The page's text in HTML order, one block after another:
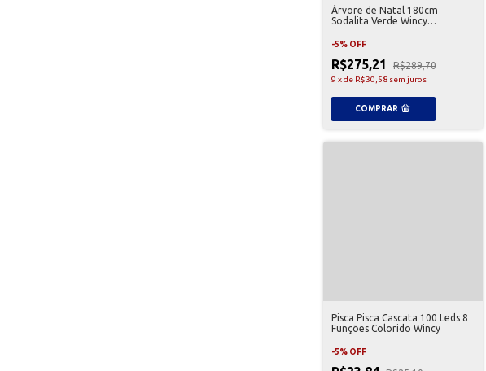
Árvore de Natal 180cm
Sodalita Verde Wincy
-5% OFF
R$275,21 R$289,70
9 xde R$30,58 sem juros
Pisca Pisca Cascata 100 Leds 8
Funções Colorido Wincy
-5% OFF